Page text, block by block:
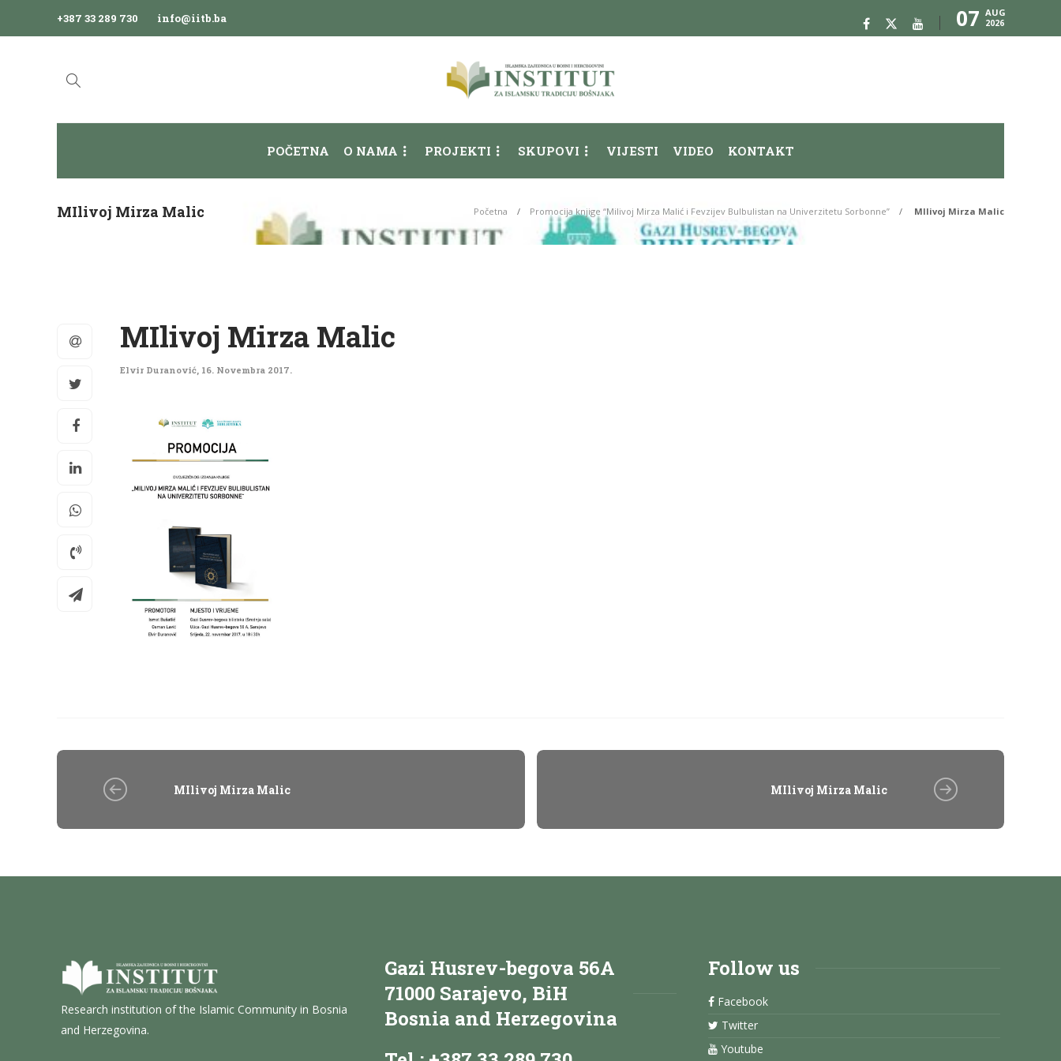
+387 33 289 730 info@iitb.ba 07 AUG
2026
POČETNA O NAMA PROJEKTI SKUPOVI VIJESTI VIDEO KONTAKT
MIlivoj Mirza Malic Početna Promocija knjige “Milivoj Mirza Malić i Fevzijev Bulbulistan na Univerzitetu Sorbonne” MIlivoj Mirza Malic
MIlivoj Mirza Malic
Elvir Duranović, 16. Novembra 2017.
MIlivoj Mirza Malic MIlivoj Mirza Malic
Research institution of the Islamic Community in Bosnia
and Herzegovina.
Gazi Husrev-begova 56A
71000 Sarajevo, BiH
Bosnia and Herzegovina
Follow us
Facebook
Twitter
Youtube